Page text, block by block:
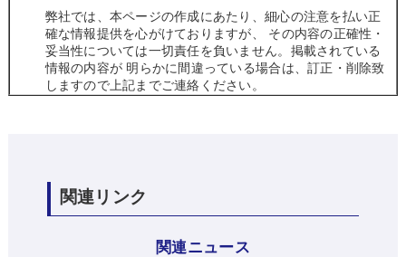
弊社では、本ページの作成にあたり、細心の注意を払い正
確な情報提供を心がけておりますが、 その内容の正確性・
妥当性については一切責任を負いません。掲載されている
情報の内容が 明らかに間違っている場合は、訂正・削除致
しますので上記までご連絡ください。
関連リンク
関連ニュース